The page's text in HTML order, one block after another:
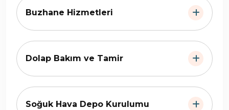
Buzhane Hizmetleri
Dolap Bakım ve Tamir
Soğuk Hava Depo Kurulumu